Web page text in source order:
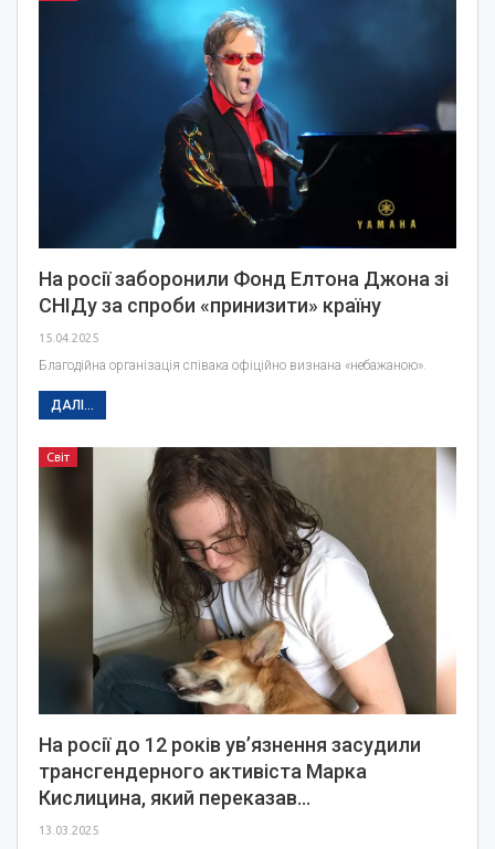
На росії заборонили Фонд Елтона Джона зі
СНІДу за спроби «принизити» країну
15.04.2025
Благодійна організація співака офіційно визнана «небажаною».
ДАЛІ...
Світ
На росії до 12 років увʼязнення засудили
трансгендерного активіста Марка
Кислицина, який переказав…
13.03.2025